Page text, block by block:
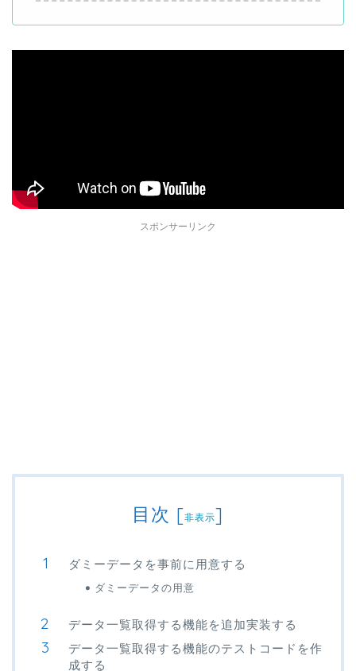
スポンサーリンク
目次 [非表示]
ダミーデータを事前に用意する
ダミーデータの用意
データ一覧取得する機能を追加実装する
データ一覧取得する機能のテストコードを作
成する